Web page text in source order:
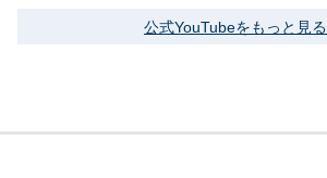
公式YouTubeをもっと見る